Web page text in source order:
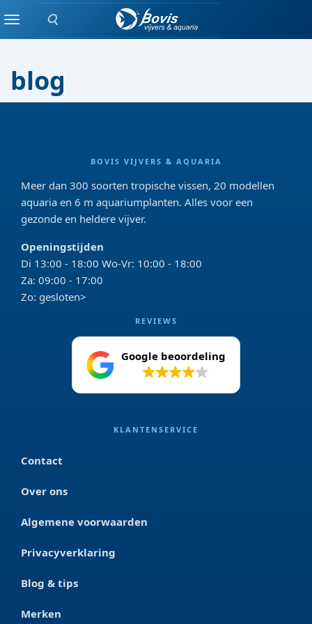
Zoeken
Menu
blog
BOVIS VIJVERS & AQUARIA
Meer dan 300 soorten tropische vissen, 20 modellen
aquaria en 6 m aquariumplanten. Alles voor een
gezonde en heldere vijver.
Openingstijden
Di 13:00 - 18:00 Wo-Vr: 10:00 - 18:00
Za: 09:00 - 17:00
Zo: gesloten>
REVIEWS
Google beoordeling
KLANTENSERVICE
Contact
Over ons
Algemene voorwaarden
Privacyverklaring
Blog & tips
Merken